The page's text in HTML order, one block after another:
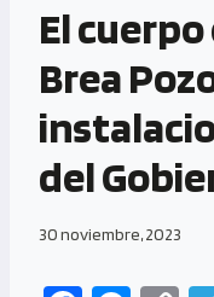
El
Brea
del
30 noviembre, 2023